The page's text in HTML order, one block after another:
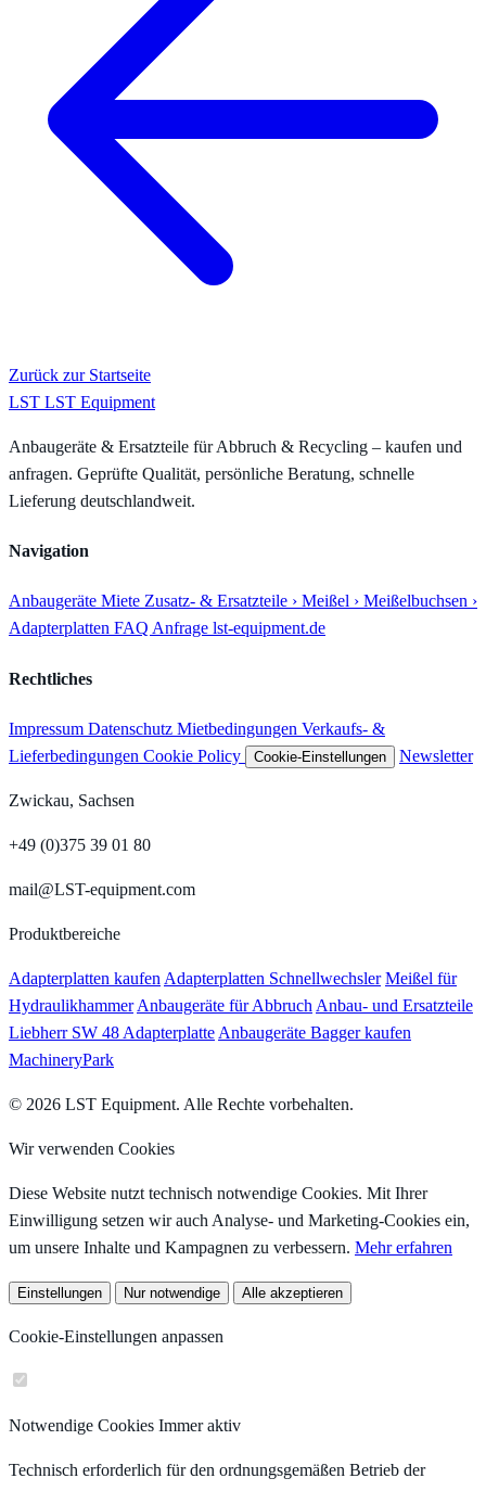
Zurück zur Startseite
LST LST Equipment
Anbaugeräte & Ersatzteile für Abbruch & Recycling – kaufen und
anfragen. Geprüfte Qualität, persönliche Beratung, schnelle
Lieferung deutschlandweit.
Navigation
Anbaugeräte Miete Zusatz- & Ersatzteile › Meißel › Meißelbuchsen ›
Adapterplatten FAQ Anfrage lst-equipment.de
Rechtliches
Impressum Datenschutz Mietbedingungen Verkaufs- &
Lieferbedingungen Cookie Policy Cookie-Einstellungen Newsletter
Zwickau, Sachsen
+49 (0)375 39 01 80
mail@LST-equipment.com
Produktbereiche
Adapterplatten kaufen Adapterplatten Schnellwechsler Meißel für
Hydraulikhammer Anbaugeräte für Abbruch Anbau- und Ersatzteile
Liebherr SW 48 Adapterplatte Anbaugeräte Bagger kaufen
MachineryPark
© 2026 LST Equipment. Alle Rechte vorbehalten.
Wir verwenden Cookies
Diese Website nutzt technisch notwendige Cookies. Mit Ihrer
Einwilligung setzen wir auch Analyse- und Marketing-Cookies ein,
um unsere Inhalte und Kampagnen zu verbessern. Mehr erfahren
Einstellungen Nur notwendige Alle akzeptieren
Cookie-Einstellungen anpassen
Notwendige Cookies Immer aktiv
Technisch erforderlich für den ordnungsgemäßen Betrieb der